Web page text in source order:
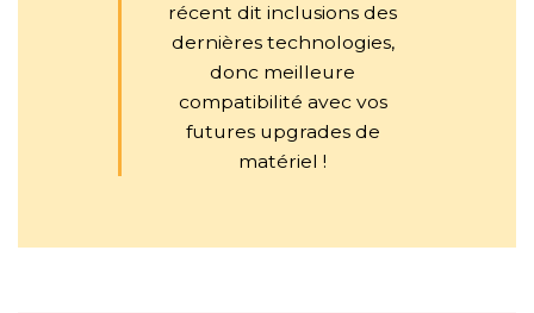
récent dit inclusions des
dernières technologies,
donc meilleure
compatibilité avec vos
futures upgrades de
matériel !